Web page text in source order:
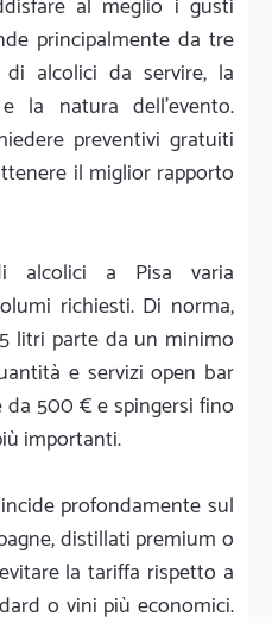
principalmente da tre
alcolici da servire, la
la natura dell'evento.
preventivi gratuiti
il miglior rapporto
alcolici a Pisa varia
richiesti. Di norma,
litri parte da un minimo
e servizi open bar
500 € e spingersi fino
importanti.
profondamente sul
distillati premium o
la tariffa rispetto a
o vini più economici.